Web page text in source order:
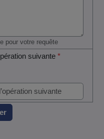
pour votre requête
suivante*